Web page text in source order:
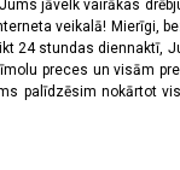
jāvelk vairākas
veikalā! Mierīgi,
24 stundas
preces un visām
palīdzēsim nokārtot